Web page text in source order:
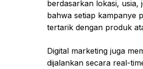
berdasarkan lokasi, usia,
bahwa setiap kampanye
tertarik dengan produk
Digital marketing juga
dijalankan secara real-